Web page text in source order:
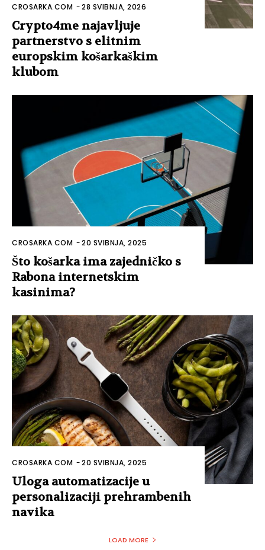
CROSARKA.COM -28 SVIBNJA, 2026
Crypto4me najavljuje
partnerstvo s elitnim
europskim košarkaškim
klubom
CROSARKA.COM -20 SVIBNJA, 2025
Što košarka ima zajedničko s
Rabona internetskim
kasinima?
CROSARKA.COM -20 SVIBNJA, 2025
Uloga automatizacije u
personalizaciji prehrambenih
navika
LOAD MORE